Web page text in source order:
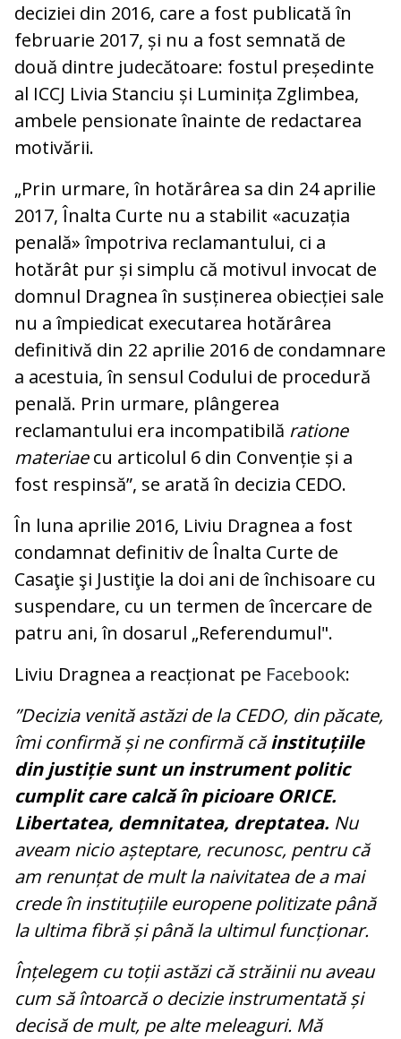
deciziei din 2016, care a fost publicată în
februarie 2017, și nu a fost semnată de
două dintre judecătoare: fostul președinte
al ICCJ Livia Stanciu și Luminița Zglimbea,
ambele pensionate înainte de redactarea
motivării.
„Prin urmare, în hotărârea sa din 24 aprilie
2017, Înalta Curte nu a stabilit «acuzația
penală» împotriva reclamantului, ci a
hotărât pur și simplu că motivul invocat de
domnul Dragnea în susținerea obiecției sale
nu a împiedicat executarea hotărârea
definitivă din 22 aprilie 2016 de condamnare
a acestuia, în sensul Codului de procedură
penală. Prin urmare, plângerea
reclamantului era incompatibilă ratione
materiaecu articolul 6 din Convenție și a
fost respinsă”, se arată în decizia CEDO.
În luna aprilie 2016, Liviu Dragnea a fost
condamnat definitiv de Înalta Curte de
Casaţie şi Justiţie la doi ani de închisoare cu
suspendare, cu un termen de încercare de
patru ani, în dosarul „Referendumul".
Liviu Dragnea a reacționat pe Facebook:
”Decizia venită astăzi de la CEDO, din păcate,
îmi confirmă și ne confirmă căinstituțiile
din justiție sunt un instrument politic
cumplit care calcă în picioare ORICE.
Libertatea, demnitatea, dreptatea. Nu
aveam nicio așteptare, recunosc, pentru că
am renunțat de mult la naivitatea de a mai
crede în instituțiile europene politizate până
la ultima fibră și până la ultimul funcționar.
Înțelegem cu toții astăzi că străinii nu aveau
cum să întoarcă o decizie instrumentată și
decisă de mult, pe alte meleaguri. Mă